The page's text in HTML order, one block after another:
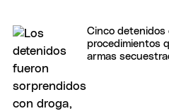
Cinco detenidos
procedimientos
armas